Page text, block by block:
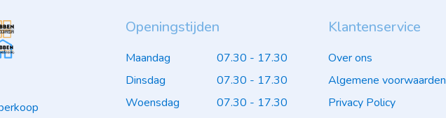
Openingstijden
Maandag
07.30 - 17.30
Dinsdag
07.30 - 17.30
Woensdag
07.30 - 17.30
Klantenservice
Over ons
Algemene voorwaarden
Privacy Policy